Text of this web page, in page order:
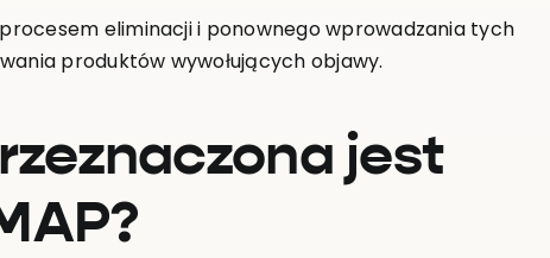
procesem eliminacji i ponownego wprowadzania tych
produktów wywołujących objawy.
jest